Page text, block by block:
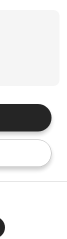
& returns